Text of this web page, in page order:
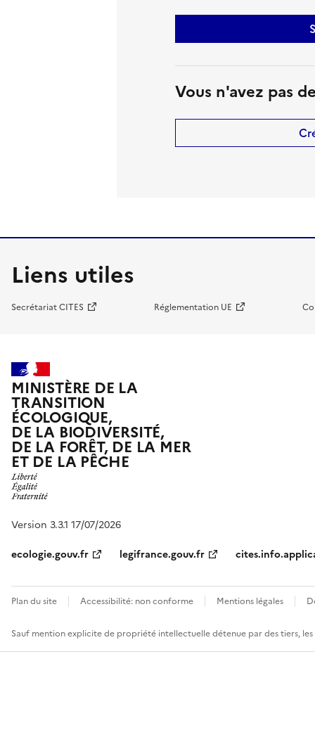
Vous n'avez pas
Liens utiles
Secrétariat CITES Réglementation UE
MINISTÈRE DE LA
TRANSITION
ÉCOLOGIQUE,
DE LA BIODIVERSITÉ,
DE LA FORÊT, DE LA MER
ET DE LA PÊCHE
Version 3.3.1 17/07/2026
ecologie.gouv.fr
legifrance.gouv.fr
Plan du site Accessibilité: non conforme Mentions légales
Sauf mention explicite de propriété intellectuelle détenue par des tiers,